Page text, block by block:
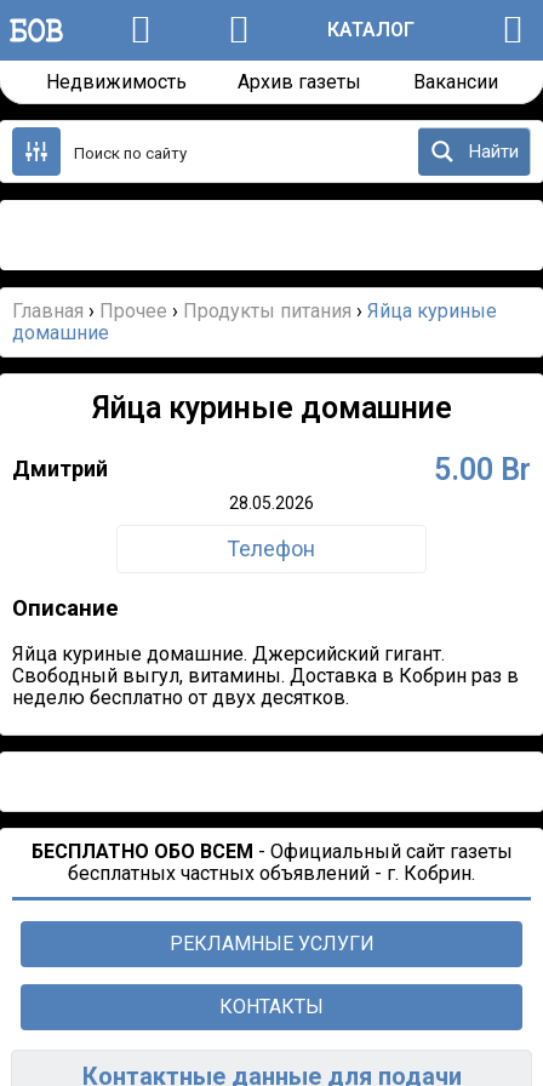
КАТАЛОГ
Недвижимость Архив газеты Вакансии
Перейти
содержанию
Найти
Главная › Прочее › Продукты питания › Яйца куриные
домашние
Яйца куриные домашние
-/1
5.00 Br
Дмитрий
28.05.2026
Телефон
Описание
Яйца куриные домашние. Джерсийский гигант.
Свободный выгул, витамины. Доставка в Кобрин раз в
неделю бесплатно от двух десятков.
БЕСПЛАТНО ОБО ВСЕМ - Официальный сайт газеты
бесплатных частных объявлений - г. Кобрин.
РЕКЛАМНЫЕ УСЛУГИ
КОНТАКТЫ
Контактные данные для подачи